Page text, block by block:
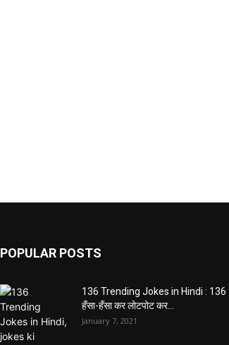
POPULAR POSTS
136 Trending Jokes in Hindi : 136
हँसा-हँसा कर लोटपोट कर...
January 7, 2021